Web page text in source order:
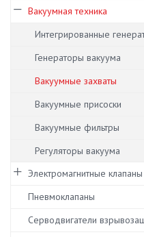
Вакуумная техника
Интегрированные
Генераторы вакуума
Вакуумные захваты
Вакуумные присоски
Вакуумные фильтры
Регуляторы вакуума
Электромагнитные
Пневмоклапаны
Серводвигатели